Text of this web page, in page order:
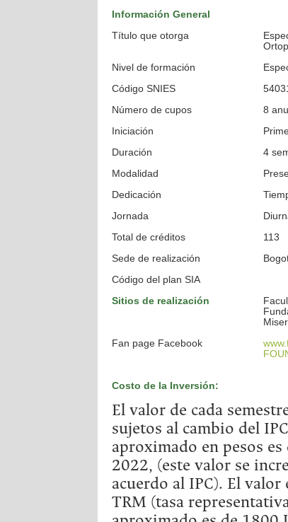
Información General
Título que otorga
Nivel de formación
Código SNIES
Número de cupos
8
Iniciación
Duración
4
Modalidad
Dedicación
Jornada
Total de créditos
113
Sede de realización
Código del plan SIA
Sitios de realización
Fan page Facebook
Costo de la Inversión:
El valor de cada
sujetos al cambio del
aproximado en pesos
2022, (este valor se
acuerdo al IPC). El valor
TRM (tasa